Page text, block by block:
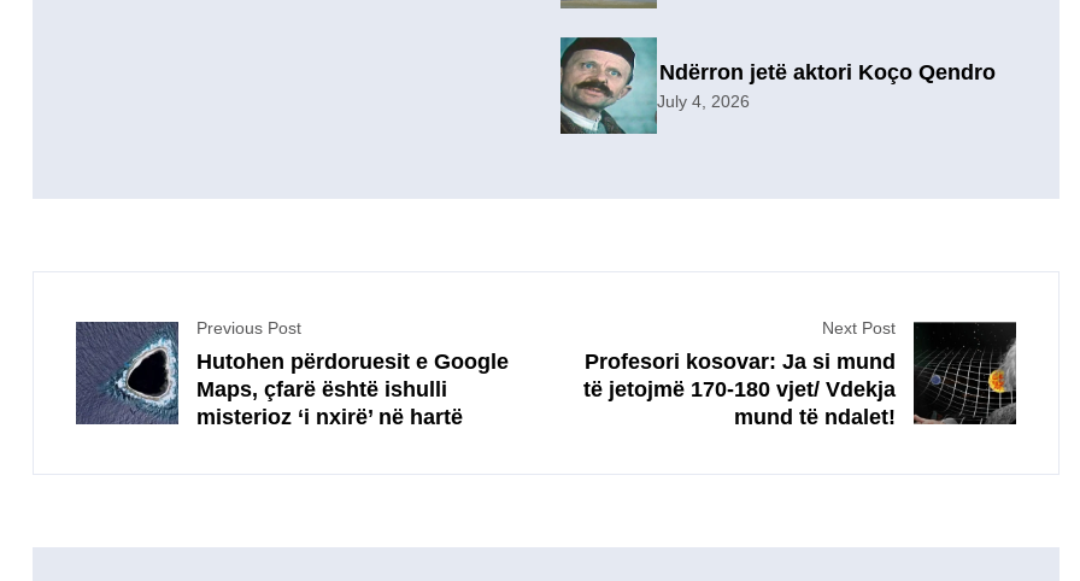
Ndërron jetë aktori Koço Qendro
July 4, 2026
Previous Post
Hutohen përdoruesit e Google
Maps, çfarë është ishulli
misterioz ‘i nxirë’ në hartë
Next Post
Profesori kosovar: Ja si mund
të jetojmë 170-180 vjet/ Vdekja
mund të ndalet!